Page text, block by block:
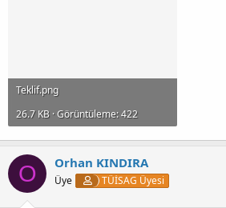
Teklif.png
26.7 KB · Görüntüleme: 422
O Orhan KINDIRA
Üye TÜİSAG Üyesi